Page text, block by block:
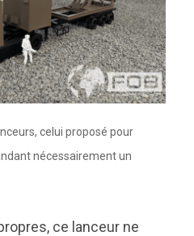
celui proposé pour
nécessairement un
ce lanceur ne